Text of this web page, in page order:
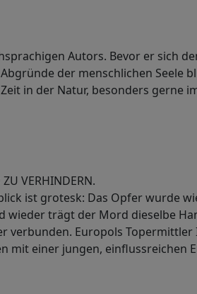
Autors. Bevor er sich
der menschlichen Seele
in der Natur, besonders gerne
VERHINDERN.
ist grotesk: Das Opfer wurde
wieder trägt der Mord dieselbe
verbunden. Europols
mit einer jungen, einflussreichen